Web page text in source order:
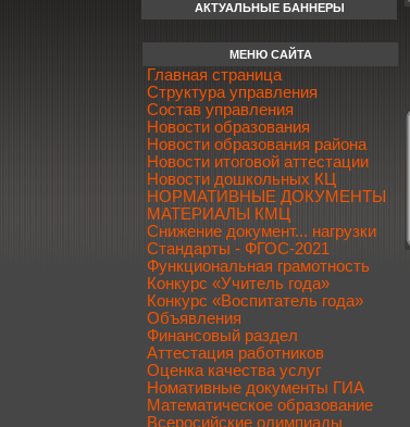
АКТУАЛЬНЫЕ БАННЕРЫ
МЕНЮ САЙТА
Главная страница
Структура управления
Состав управления
Новости образования
Новости образования района
Новости итоговой аттестации
Новости дошкольных КЦ
НОРМАТИВНЫЕ ДОКУМЕНТЫ
МАТЕРИАЛЫ КМЦ
Снижение документ... нагрузки
Стандарты - ФГОС-2021
Функциональная грамотность
Конкурс «Учитель года»
Конкурс «Воспитатель года»
Объявления
Финансовый раздел
Аттестация работников
Оценка качества услуг
Номативные документы ГИА
Математическое образование
Всеросийские олимпиады